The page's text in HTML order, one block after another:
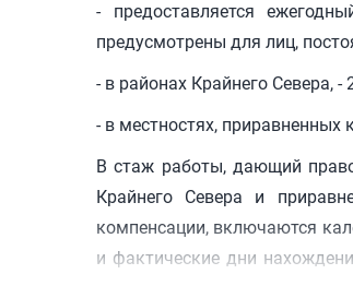
- предоставляется
предусмотрены для лиц,
- в районах Крайнего Севера,
- в местностях, приравненных
В стаж работы, дающий
Крайнего Севера и
компенсации, включаются
и фактические дни